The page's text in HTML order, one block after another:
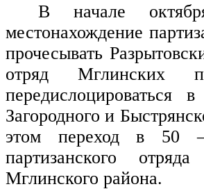
В начале
местонахождение
прочесывать
отряд Мглинских
Загородного и
этом переход в 50
партизанского
Мглинского района.